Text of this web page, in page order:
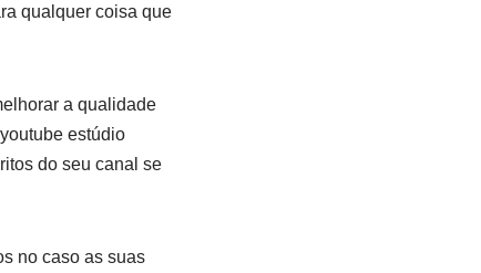
qualquer coisa que
a qualidade
estúdio
do seu canal se
no caso as suas